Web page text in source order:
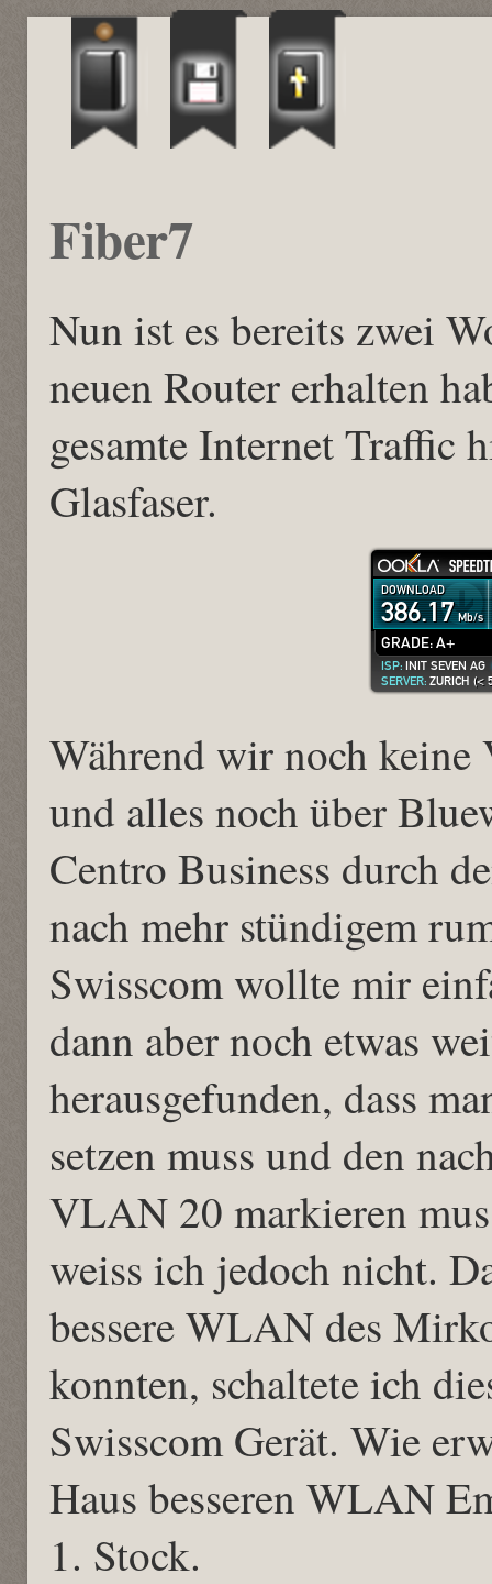
Fiber7
Nun ist es bereits zwei
neuen Router erhalten
gesamte Internet Traffic
Glasfaser.
Während wir noch keine
und alles noch über
Centro Business durch
nach mehr stündigem
Swisscom wollte mir
dann aber noch etwas
herausgefunden, dass
setzen muss und den
VLAN 20 markieren
weiss ich jedoch nicht.
bessere WLAN des
konnten, schaltete ich
Swisscom Gerät. Wie
Haus besseren WLAN
1. Stock.